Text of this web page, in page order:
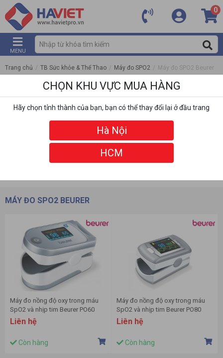
0
MENU
Trang chủ / TB Sức khỏe & Thể Thao / Máy đo SPO2 / Máy đo SPO2 Beurer
MÁY ĐO SPO2 BEURER
Máy đo nồng độ oxy trong máu
SpO2 và nhịp tim Beurer PO60
Liên hệ
Còn hàng
Máy đo nồng độ oxy trong máu
SpO2 và nhịp tim Beurer PO80
Liên hệ
Còn hàng
CHỌN KHU VỰC MUA HÀNG
Hãy chọn tỉnh thành của bạn, bạn có thể thay đổi lại ở đầu trang
Hà Nội
HCM